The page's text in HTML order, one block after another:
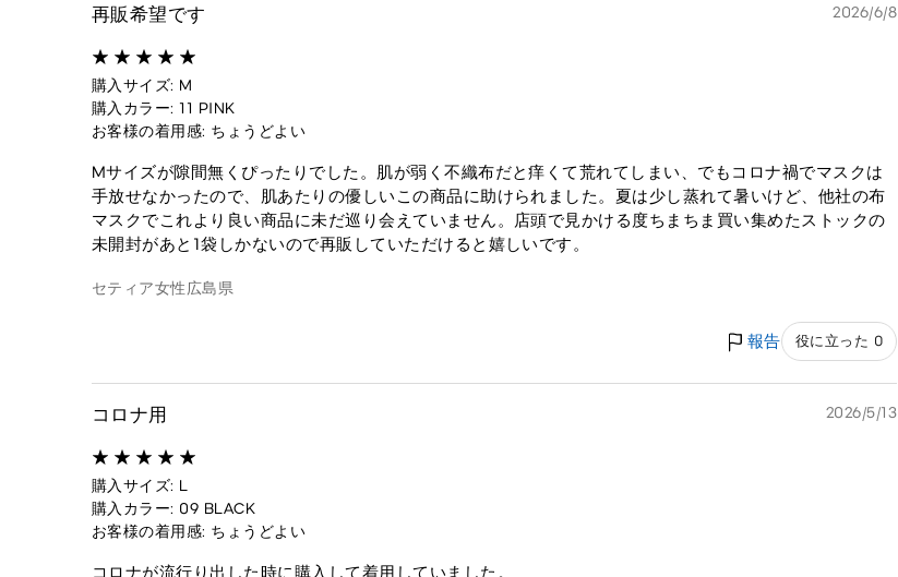
再販希望です 2026/6/8
購入サイズ: M
購入カラー: 11 PINK
お客様の着用感: ちょうどよい
Mサイズが隙間無くぴったりでした。肌が弱く不織布だと痒くて荒れてしまい、でもコロナ禍でマスクは
手放せなかったので、肌あたりの優しいこの商品に助けられました。夏は少し蒸れて暑いけど、他社の布
マスクでこれより良い商品に未だ巡り会えていません。店頭で見かける度ちまちま買い集めたストックの
未開封があと1袋しかないので再販していただけると嬉しいです。
セティア女性広島県
報告 役に立った 0
コロナ用 2026/5/13
購入サイズ: L
購入カラー: 09 BLACK
お客様の着用感: ちょうどよい
コロナが流行り出した時に購入して着用していました。